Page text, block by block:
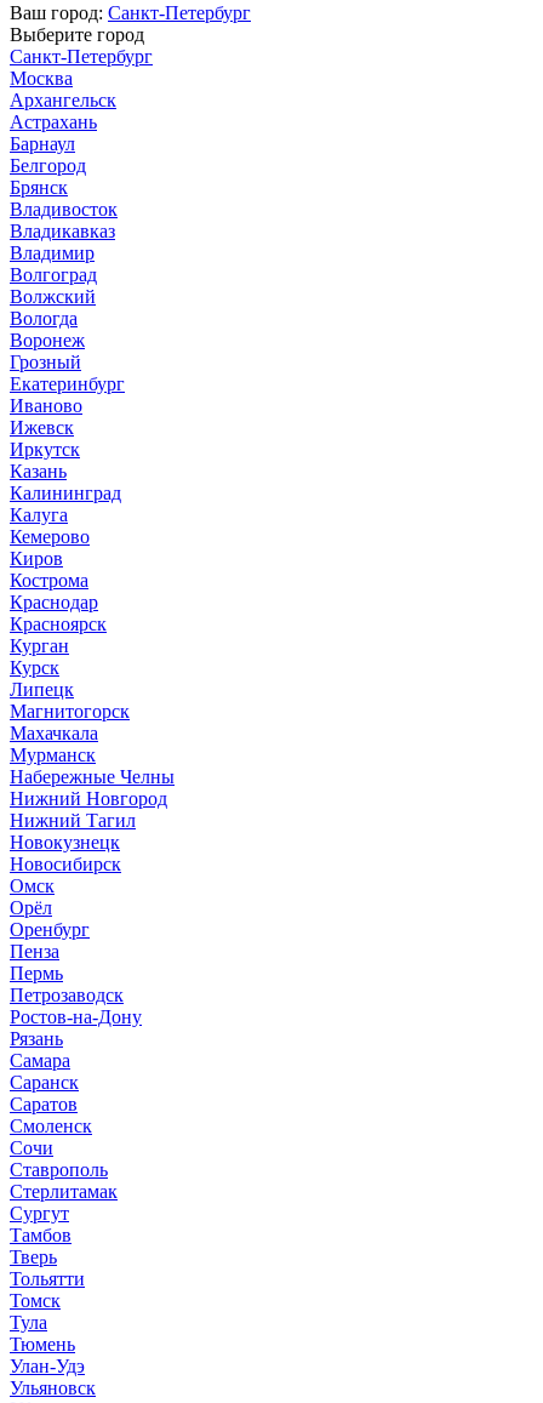
Ваш город: Санкт-Петербург
Выберите город
Санкт-Петербург
Москва
Архангельск
Астрахань
Барнаул
Белгород
Брянск
Владивосток
Владикавказ
Владимир
Волгоград
Волжский
Вологда
Воронеж
Грозный
Екатеринбург
Иваново
Ижевск
Иркутск
Казань
Калининград
Калуга
Кемерово
Киров
Кострома
Краснодар
Красноярск
Курган
Курск
Липецк
Магнитогорск
Махачкала
Мурманск
Набережные Челны
Нижний Новгород
Нижний Тагил
Новокузнецк
Новосибирск
Омск
Орёл
Оренбург
Пенза
Пермь
Петрозаводск
Ростов-на-Дону
Рязань
Самара
Саранск
Саратов
Смоленск
Сочи
Ставрополь
Стерлитамак
Сургут
Тамбов
Тверь
Тольятти
Томск
Тула
Тюмень
Улан-Удэ
Ульяновск